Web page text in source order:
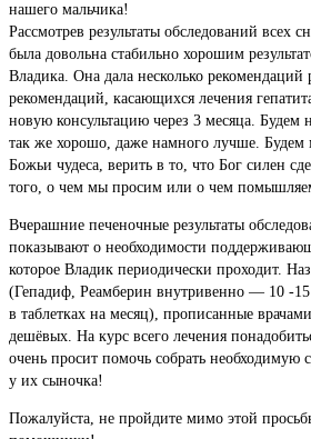
нашего мальчика!
Рассмотрев результаты обследований всех
была довольна стабильно хорошим
Владика. Она дала несколько рекомендаций
рекомендаций, касающихся лечения
новую консультацию через 3 месяца. Будем
так же хорошо, даже намного лучше. Будем
Божьи чудеса, верить в то, что Бог силен
того, о чем мы просим или о чем
Вчерашние печеночные результаты
показывают о необходимости
которое Владик периодически проходит.
(Гепадиф, Реамберин внутривенно — 10 -
в таблетках на месяц), прописанные
дешёвых. На курс всего лечения
очень просит помочь собрать необходимую
у их сыночка!
Пожалуйста, не пройдите мимо этой